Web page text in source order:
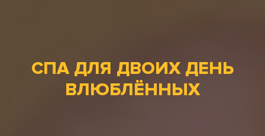
СПА ДЛЯ ДВОИХ ДЕНЬ
ВЛЮБЛЁННЫХ